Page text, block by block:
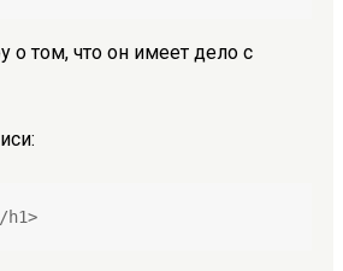
о том, что он имеет дело с
h1>